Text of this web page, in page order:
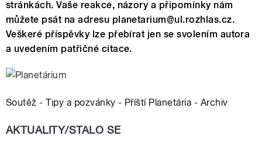
stránkách. Vaše reakce, názory a připomínky nám
můžete psát na adresu planetarium@ul.rozhlas.cz.
Veškeré příspěvky lze přebírat jen se svolením autora
a uvedením patřičné citace.
Soutěž -Tipy a pozvánky - Příští Planetária - Archiv
AKTUALITY/STALO SE